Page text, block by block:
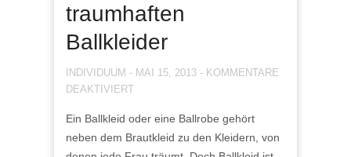
traumhaften
Ballkleider
INDIVIDUUM - MAI 15, 2013 - KOMMENTARE
DEAKTIVIERTFÜR
VIPS
UND
IHRE
Ein Ballkleid oder eine Ballrobe gehört
neben dem Brautkleid zu den Kleidern, von